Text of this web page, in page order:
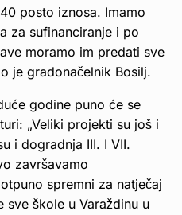
posto iznosa. Imamo
za sufinanciranje i po
moramo im predati sve
je gradonačelnik Bosilj.
godine puno će se
„Veliki projekti su još i
i dogradnja III. I VII.
završavamo
spremni za natječaj
sve škole u Varaždinu u